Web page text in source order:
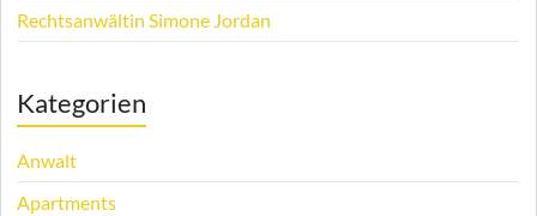
Rechtsanwältin Simone Jordan
Kategorien
Anwalt
Apartments